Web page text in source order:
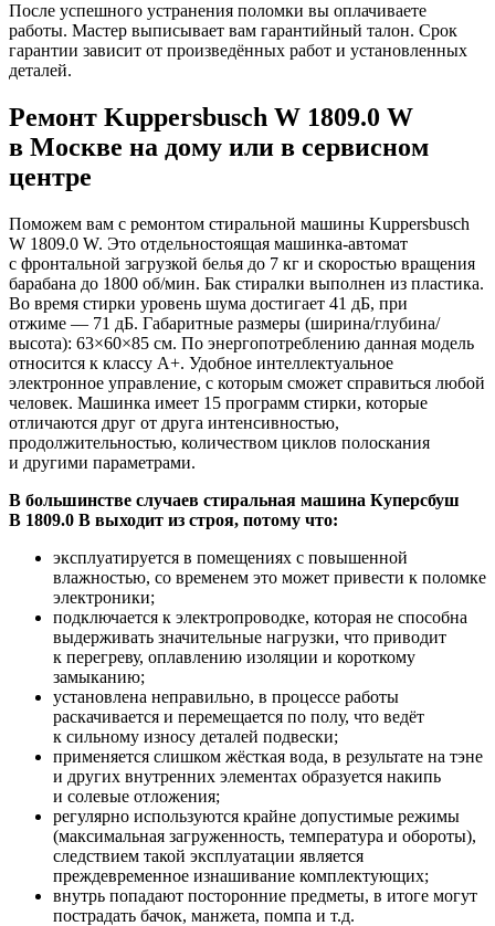
После успешного устранения поломки вы оплачиваете
работы. Мастер выписывает вам гарантийный талон. Срок
гарантии зависит от произведённых работ и установленных
деталей.
Ремонт Kuppersbusch W 1809.0 W
в Москве на дому или в сервисном
центре
Поможем вам с ремонтом стиральной машины Kuppersbusch
W 1809.0 W. Это отдельностоящая машинка-автомат
с фронтальной загрузкой белья до 7 кг и скоростью вращения
барабана до 1800 об/мин. Бак стиралки выполнен из пластика.
Во время стирки уровень шума достигает 41 дБ, при
отжиме — 71 дБ. Габаритные размеры (ширина/глубина/
высота): 63×60×85 см. По энергопотреблению данная модель
относится к классу A+. Удобное интеллектуальное
электронное управление, с которым сможет справиться любой
человек. Машинка имеет 15 программ стирки, которые
отличаются друг от друга интенсивностью,
продолжительностью, количеством циклов полоскания
и другими параметрами.
В большинстве случаев стиральная машина Куперсбуш
В 1809.0 В выходит из строя, потому что:
эксплуатируется в помещениях с повышенной
влажностью, со временем это может привести к поломке
электроники;
подключается к электропроводке, которая не способна
выдерживать значительные нагрузки, что приводит
к перегреву, оплавлению изоляции и короткому
замыканию;
установлена неправильно, в процессе работы
раскачивается и перемещается по полу, что ведёт
к сильному износу деталей подвески;
применяется слишком жёсткая вода, в результате на тэне
и других внутренних элементах образуется накипь
и солевые отложения;
регулярно используются крайне допустимые режимы
(максимальная загруженность, температура и обороты),
следствием такой эксплуатации является
преждевременное изнашивание комплектующих;
внутрь попадают посторонние предметы, в итоге могут
пострадать бачок, манжета, помпа и т.д.